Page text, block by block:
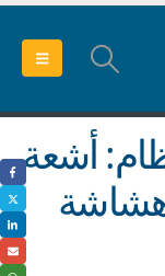
أشعة
هشاشة